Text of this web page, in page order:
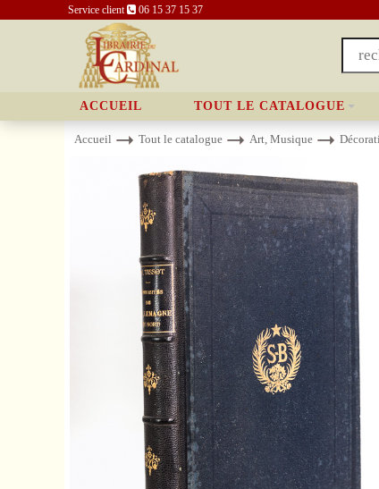
Service client 06 15 37 15 37
ACCUEIL TOUT LE CATALOGUE
Accueil Tout le catalogue Art, Musique